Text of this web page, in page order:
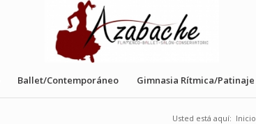
Ballet/Contemporáneo Gimnasia Rítmica/Patinaje
Usted está aquí: Inicio